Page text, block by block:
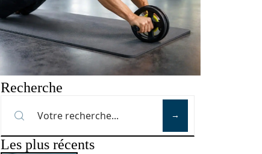
Recherche
Les plus récents